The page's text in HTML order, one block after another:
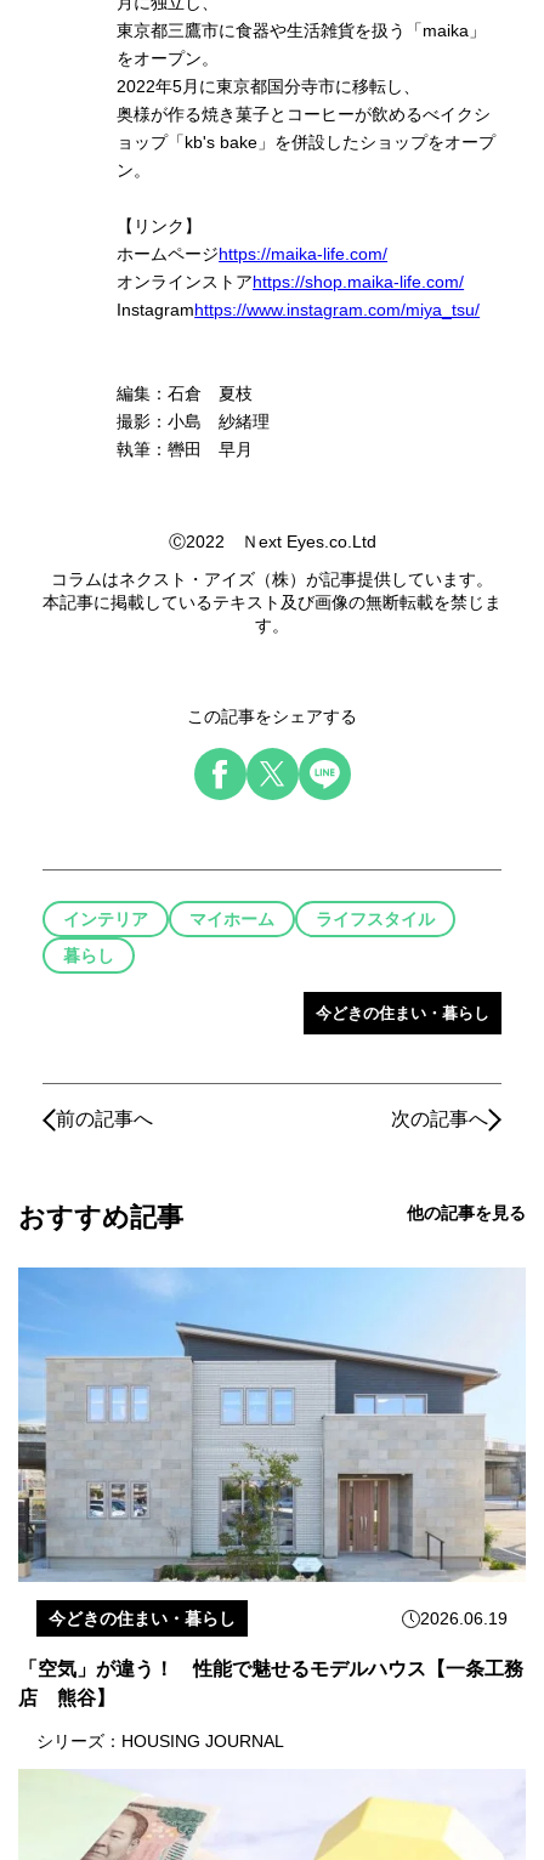
東京都三鷹市に食器や生活雑貨を扱う「maika」
をオープン。
2022年5月に東京都国分寺市に移転し、
奥様が作る焼き菓子とコーヒーが飲めるべイクシ
ョップ「kb's bake」を併設したショップをオープ
ン。
【リンク】
ホームページhttps://maika-life.com/
オンラインストアhttps://shop.maika-life.com/
Instagramhttps://www.instagram.com/miya_tsu/
編集：石倉 夏枝
撮影：小島 紗緒理
執筆：轡田 早月
Ⓒ2022 Ｎext Eyes.co.Ltd
コラムはネクスト・アイズ（株）が記事提供しています。
本記事に掲載しているテキスト及び画像の無断転載を禁じま
す。
この記事をシェアする
インテリア マイホーム
ライフスタイル
暮らし
今どきの住まい・暮らし
前の記事へ 次の記事へ
おすすめ記事 他の記事を見る
今どきの住まい・暮らし 2026.06.19
「空気」が違う！ 性能で魅せるモデルハウス【一条工務
店 熊谷】
シリーズ： HOUSING JOURNAL